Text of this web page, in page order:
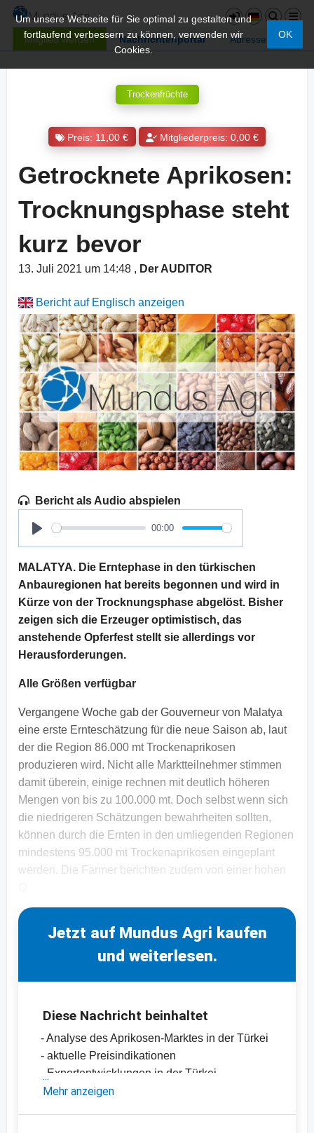
Mitglied werden Nachrichtenportal Adressen
Um unsere Webseite für Sie optimal zu gestalten und
fortlaufend verbessern zu können, verwenden wir
Cookies.
OK
Trockenfrüchte
Preis: 11,00 € Mitgliederpreis: 0,00 €
Getrocknete Aprikosen:
Trocknungsphase steht
kurz bevor
13. Juli 2021 um 14:48 , Der AUDITOR
Bericht auf Englisch anzeigen
Bericht als Audio abspielen
Play
00:00
MALATYA. Die Erntephase in den türkischen
Anbauregionen hat bereits begonnen und wird in
Kürze von der Trocknungsphase abgelöst. Bisher
zeigen sich die Erzeuger optimistisch, das
anstehende Opferfest stellt sie allerdings vor
Herausforderungen.
Alle Größen verfügbar
Vergangene Woche gab der Gouverneur von Malatya
eine erste Ernteschätzung für die neue Saison ab, laut
der die Region 86.000 mt Trockenaprikosen
produzieren wird. Nicht alle Marktteilnehmer stimmen
damit überein, einige rechnen mit deutlich höheren
Mengen von bis zu 100.000 mt. Doch selbst wenn sich
die niedrigeren Schätzungen bewahrheiten sollten,
können durch die Ernten in den umliegenden Regionen
mindestens 95.000 mt Trockenaprikosen eingeplant
werden. Die Farmer berichten zudem von einer hohen
Jetzt auf Mundus Agri kaufen
und weiterlesen.
Diese Nachricht beinhaltet
- Analyse des Aprikosen-Marktes in der Türkei
- aktuelle Preisindikationen
- Exportentwicklungen in der Türkei
-Preischart für Aprikosen, getrocknet,
Mehr anzeigen